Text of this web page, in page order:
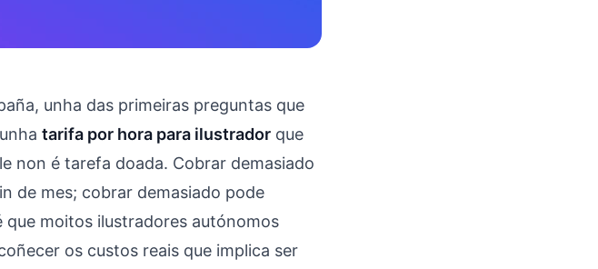
unha das primeiras preguntas que
tarifa por hora para ilustrador que
non é tarefa doada. Cobrar demasiado
de mes; cobrar demasiado pode
moitos ilustradores autónomos
os custos reais que implica ser